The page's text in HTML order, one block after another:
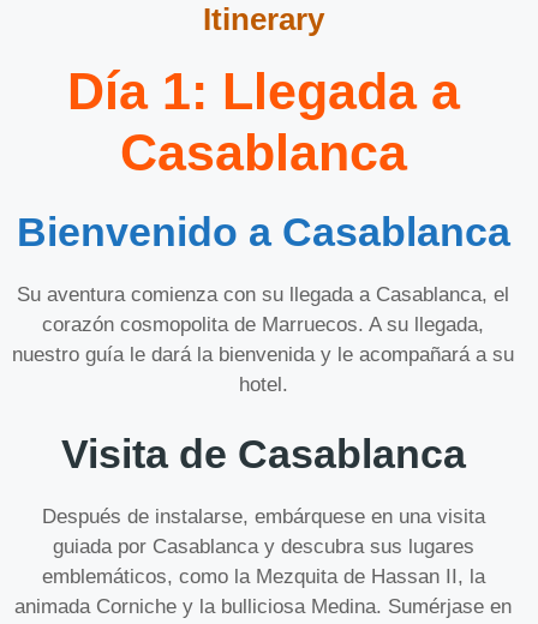
Itinerary
Día 1: Llegada a
Casablanca
Bienvenido a Casablanca
Su aventura comienza con su llegada a Casablanca, el
corazón cosmopolita de Marruecos. A su llegada,
nuestro guía le dará la bienvenida y le acompañará a su
hotel.
Visita de Casablanca
Después de instalarse, embárquese en una visita
guiada por Casablanca y descubra sus lugares
emblemáticos, como la Mezquita de Hassan II, la
animada Corniche y la bulliciosa Medina. Sumérjase en